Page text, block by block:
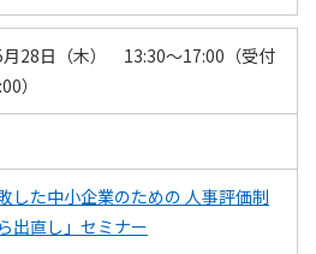
月28日（木） 13:30～17:00（受付
）
した中小企業のための 人事評価制
出直し」セミナー